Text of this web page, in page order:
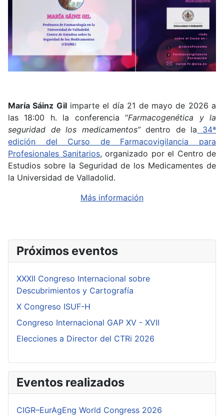
María Sáinz Gilimparte el día 21 de mayo de 2026 a
las 18:00 h. la conferencia “Farmacogenética y la
seguridad de los medicamentos”dentro de la 34ª
edición del Curso de Farmacovigilancia para
Profesionales Sanitarios, organizado por el Centro de
Estudios sobre la Seguridad de los Medicamentes de
la Universidad de Valladolid.
Más información
Próximos eventos
XXXII Congreso Internacional sobre
Descubrimientos y Cartografía
X Congreso ISUF-H
Congreso Internacional GAP XV - XVII
Elecciones a Director del CTRi 2026
Eventos realizados
CIGR–EurAgEng World Congress 2026